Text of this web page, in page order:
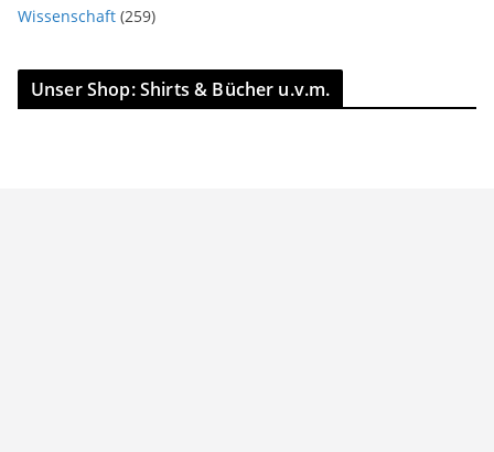
Wissenschaft (259)
Unser Shop: Shirts & Bücher u.v.m.